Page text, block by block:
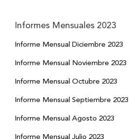
Informes Mensuales 2023
Informe Mensual Diciembre 2023
Informe Mensual Noviembre 2023
Informe Mensual Octubre 2023
Informe Mensual Septiembre 2023
Informe Mensual Agosto 2023
Informe Mensual Julio 2023